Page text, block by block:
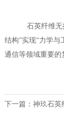
石英纤维无
结构”实现“力学
通信等领域重要的
下一篇： 神玖石英